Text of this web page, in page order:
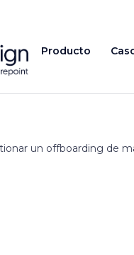
Producto
un offboarding de